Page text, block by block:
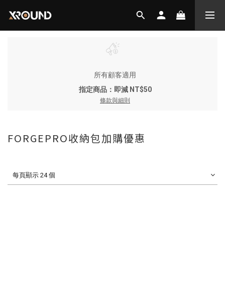
所有顧客適用
指定商品：即減 NT$50
條款與細則
FORGEPRO收納包加購優惠
每頁顯示 24 個